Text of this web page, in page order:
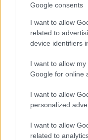
Google consents
I want to allow
related to
device identifiers
I want to allow
Google for online
I want to allow
personalized
I want to allow
related to